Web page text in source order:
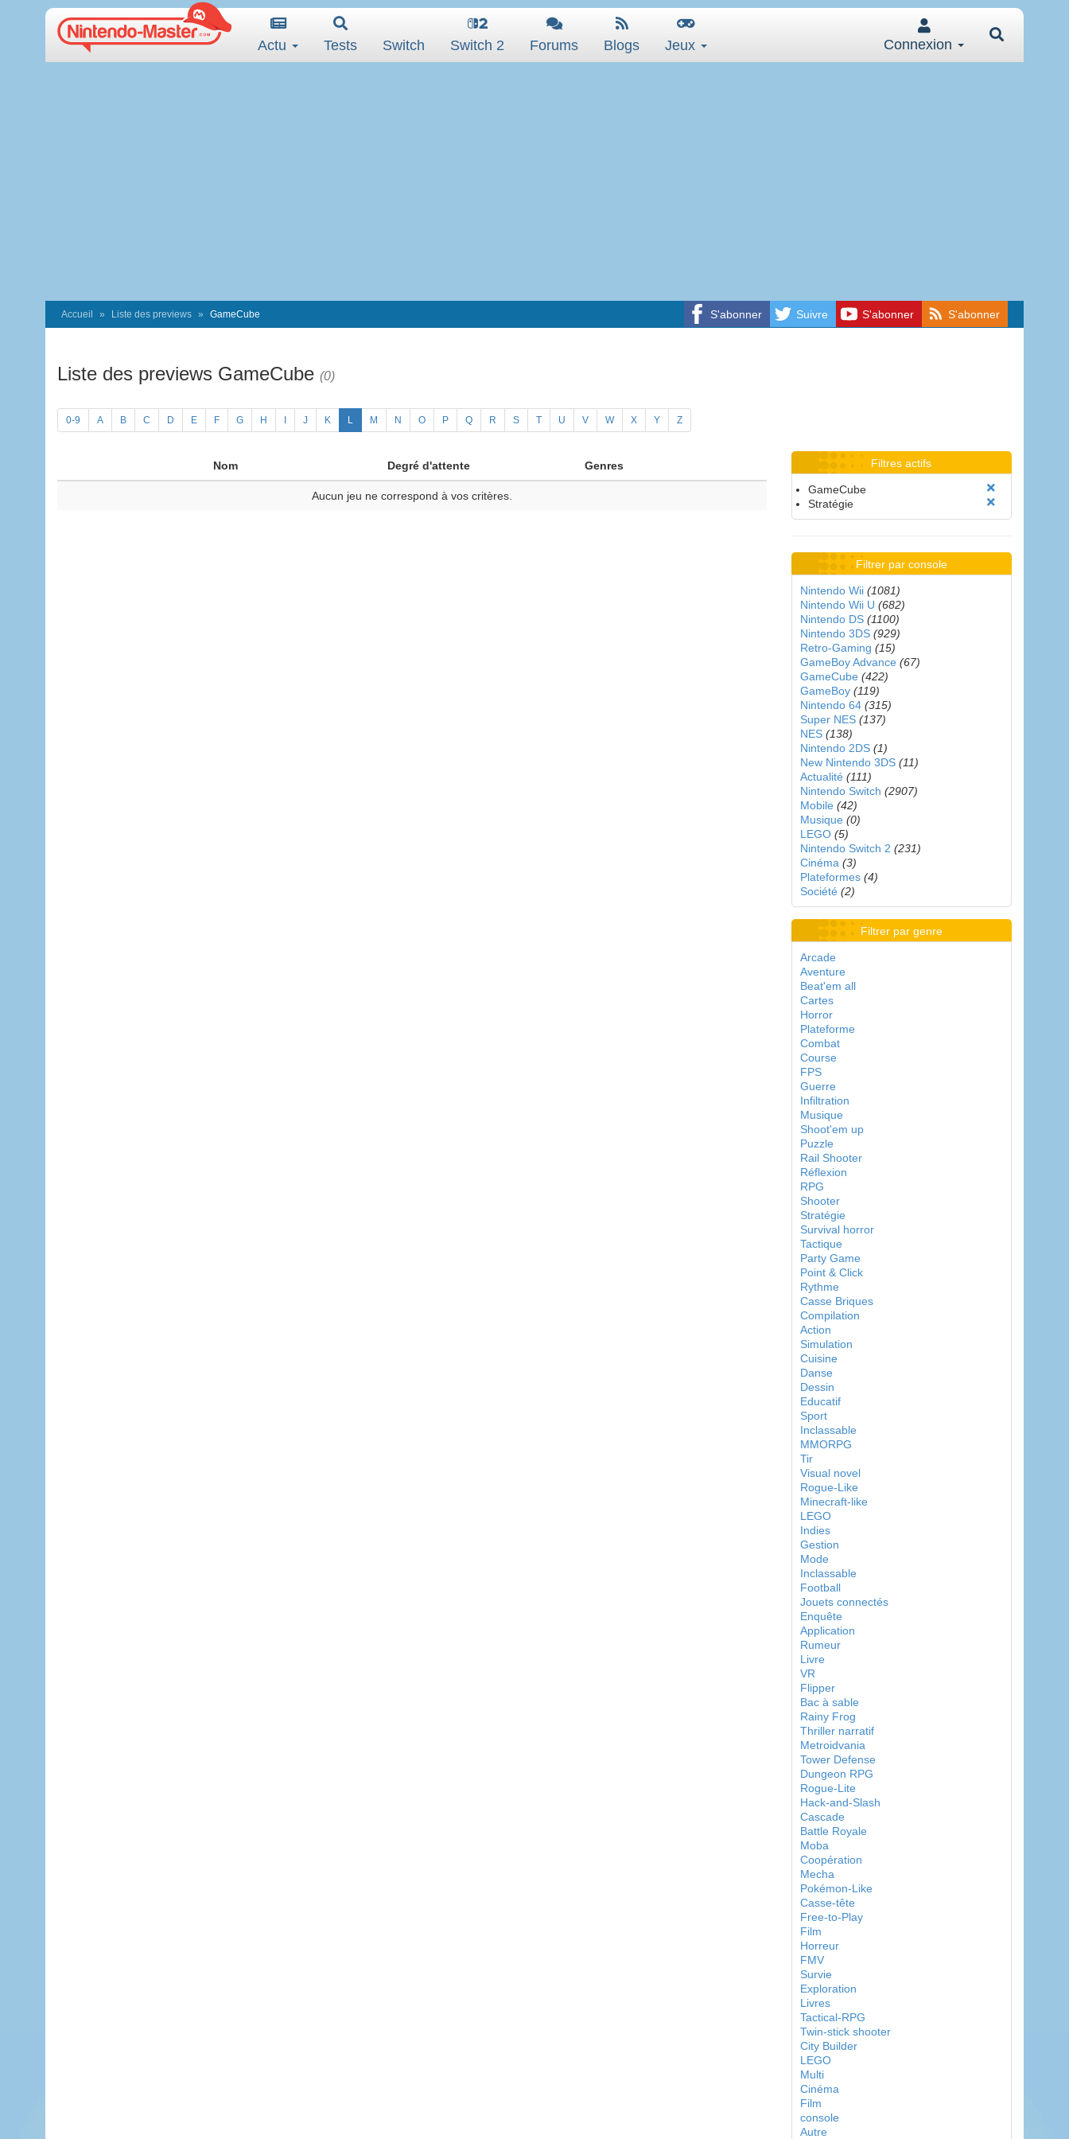
Actu Tests Switch Switch 2 Forums Blogs Jeux Connexion
S'abonner Suivre S'abonner S'abonner
Accueil Liste des previews GameCube
Liste des previews GameCube (0)
0-9 A B C D E F G H J K L M N O P Q R S T U V W X Y Z
Nom Degré d'attente Genres
Aucun jeu ne correspond à vos critères.
Filtres actifs
GameCube
Stratégie
Filtrer par console
Nintendo Wii (1081)
Nintendo Wii U (682)
Nintendo DS (1100)
Nintendo 3DS (929)
Retro-Gaming (15)
GameBoy Advance (67)
GameCube (422)
GameBoy (119)
Nintendo 64 (315)
Super NES (137)
NES (138)
Nintendo 2DS (1)
New Nintendo 3DS (11)
Actualité (111)
Nintendo Switch (2907)
Mobile (42)
Musique (0)
LEGO (5)
Nintendo Switch 2 (231)
Cinéma (3)
Plateformes (4)
Société (2)
Filtrer par genre
Arcade
Aventure
Beat'em all
Cartes
Horror
Plateforme
Combat
Course
FPS
Guerre
Infiltration
Musique
Shoot'em up
Puzzle
Rail Shooter
Réflexion
RPG
Shooter
Stratégie
Survival horror
Tactique
Party Game
Point & Click
Rythme
Casse Briques
Compilation
Action
Simulation
Cuisine
Danse
Dessin
Educatif
Sport
Inclassable
MMORPG
Tir
Visual novel
Rogue-Like
Minecraft-like
LEGO
Indies
Gestion
Mode
Inclassable
Football
Jouets connectés
Enquête
Application
Rumeur
Livre
VR
Flipper
Bac à sable
Rainy Frog
Thriller narratif
Metroidvania
Tower Defense
Dungeon RPG
Rogue-Lite
Hack-and-Slash
Cascade
Battle Royale
Moba
Coopération
Mecha
Pokémon-Like
Casse-tête
Free-to-Play
Film
Horreur
FMV
Survie
Exploration
Livres
Tactical-RPG
Twin-stick shooter
City Builder
LEGO
Multi
Cinéma
Film
console
Autre